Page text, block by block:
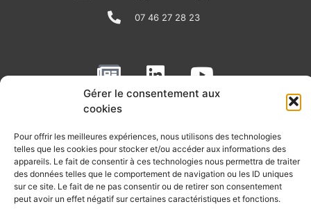
Gérer le consentement aux
cookies
Pour offrir les meilleures expériences, nous utilisons des technologies
telles que les cookies pour stocker et/ou accéder aux informations des
appareils. Le fait de consentir à ces technologies nous permettra de traiter
des données telles que le comportement de navigation ou les ID uniques
sur ce site. Le fait de ne pas consentir ou de retirer son consentement
peut avoir un effet négatif sur certaines caractéristiques et fonctions.
07 46 27 28 23
N
e
w
s
p
a
p
L
i
k
e
d
i
Y
o
t
u
b
e
RECEVOIR L'ACTU DE LA FILIÈRE
Retrouvez tous les mois les articles terrain de nos adhérents, les
rendez-vous importants de la filière, nos offres de stages et
d’emplois…
Je m'abonne à la lettre d'info